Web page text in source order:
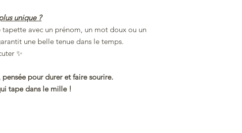
unique ?
avec un prénom, un mot doux ou un
une belle tenue dans le temps.
✨
pensée pour durer et faire sourire.
tape dans le mille !